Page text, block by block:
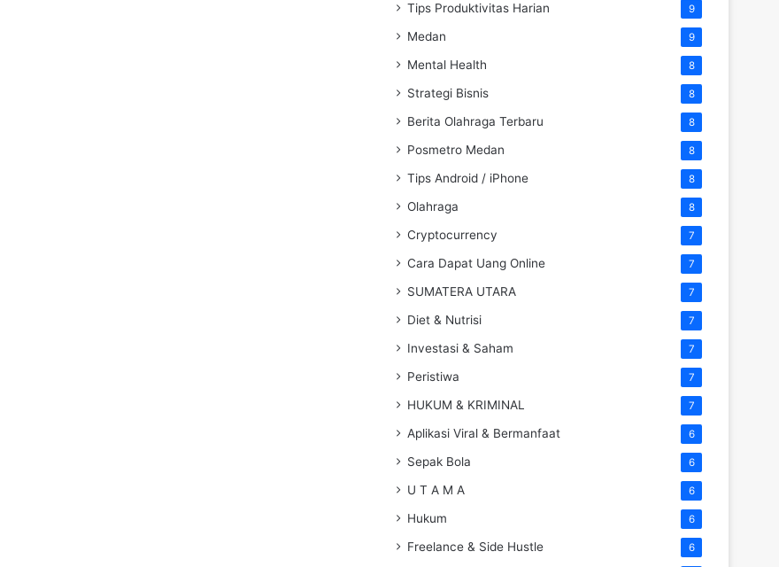
Tips Produktivitas Harian 9
Medan 9
Mental Health 8
Strategi Bisnis 8
Berita Olahraga Terbaru 8
Posmetro Medan 8
Tips Android / iPhone 8
Olahraga 8
Cryptocurrency 7
Cara Dapat Uang Online 7
SUMATERA UTARA 7
Diet & Nutrisi 7
Investasi & Saham 7
Peristiwa 7
HUKUM & KRIMINAL 7
Aplikasi Viral & Bermanfaat 6
Sepak Bola 6
U T A M A 6
Hukum 6
Freelance & Side Hustle 6